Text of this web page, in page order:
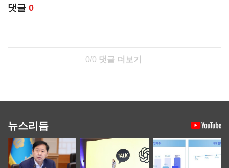
댓글 0
0/0 댓글 더보기
뉴스리듬